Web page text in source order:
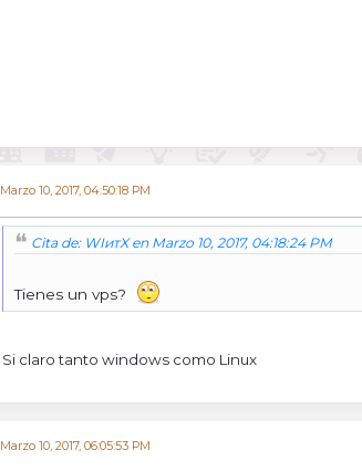
Marzo 10, 2017, 04:50:18 PM
Cita de: WIитX en Marzo 10, 2017, 04:18:24 PM
Tienes un vps?
Si claro tanto windows como Linux
Marzo 10, 2017, 06:05:53 PM